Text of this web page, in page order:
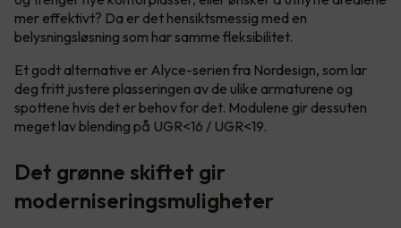
mer effektivt? Da er det hensiktsmessig med en
belysningsløsning som har samme fleksibilitet.
Et godt alternative er Alyce-serien fra Nordesign, som lar
deg fritt justere plasseringen av de ulike armaturene og
spottene hvis det er behov for det. Modulene gir dessuten
meget lav blending på UGR<16 / UGR<19.
Det grønne skiftet gir
moderniseringsmuligheter